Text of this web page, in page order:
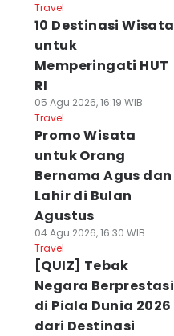
Travel
10 Destinasi Wisata
untuk
Memperingati HUT
RI
05 Agu 2026, 16:19 WIB
Travel
Promo Wisata
untuk Orang
Bernama Agus dan
Lahir di Bulan
Agustus
04 Agu 2026, 16:30 WIB
Travel
[QUIZ] Tebak
Negara Berprestasi
di Piala Dunia 2026
dari Destinasi